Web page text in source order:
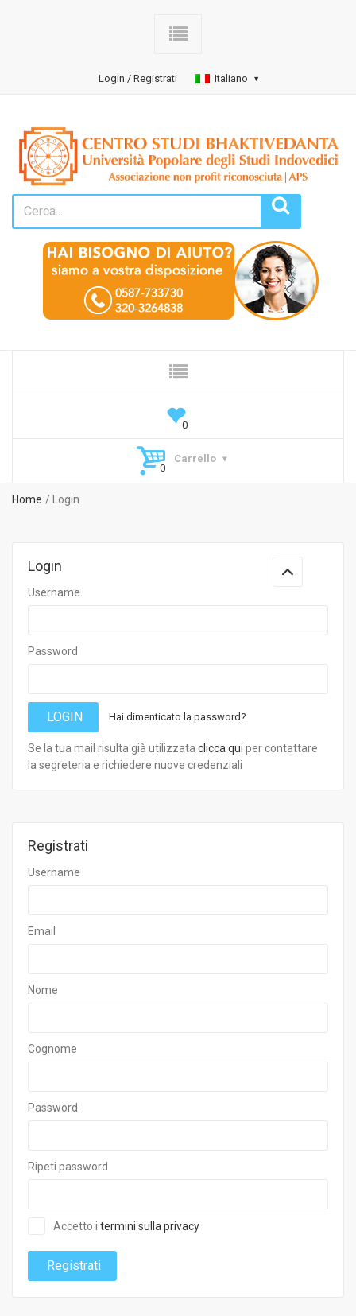
Login / Registrati Italiano
Carrello
Home Login
Login
Username
Password
LOGIN Hai dimenticato la password?
Se la tua mail risulta già utilizzata clicca qui per contattare
la segreteria e richiedere nuove credenziali
Registrati
Username
Email
Nome
Cognome
Password
Ripeti password
Accetto i termini sulla privacy
Registrati